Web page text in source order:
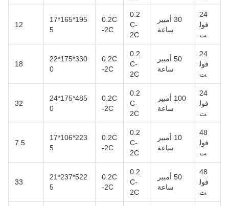
24
فول
ت
30 أمبير
ساعة
0.2
C-
2C
0.2C
-2C
195*165*17
5
12
24
فول
ت
50 أمبير
ساعة
0.2
C-
2C
0.2C
-2C
330*175*22
0
18
24
فول
ت
100 أمبير
ساعة
0.2
C-
2C
0.2C
-2C
485*175*24
0
32
48
فول
ت
10 أمبير
ساعة
0.2
C-
2C
0.2C
-2C
223*106*17
5
7.5
48
فول
ت
50 أمبير
ساعة
0.2
C-
2C
0.2C
-2C
522*237*21
5
33